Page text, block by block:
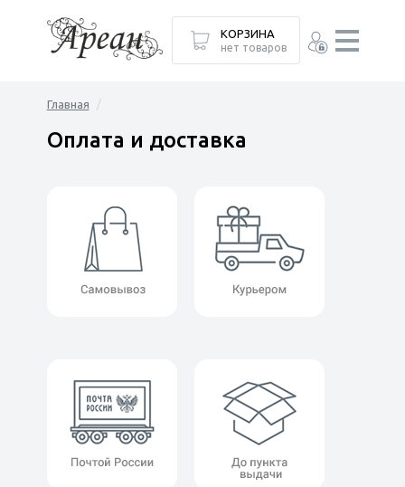
Главная
Оплата и доставка
КОРЗИНА
нет товаров